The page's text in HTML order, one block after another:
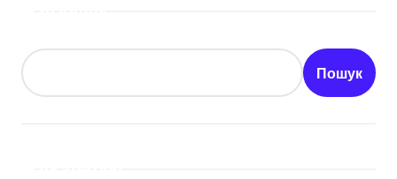
Пошук